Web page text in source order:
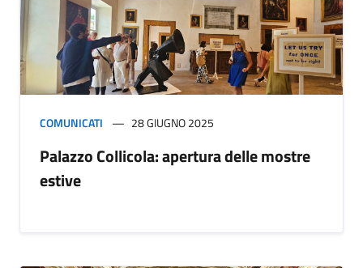
COMUNICATI 28 GIUGNO 2025
Palazzo Collicola: apertura delle mostre
estive